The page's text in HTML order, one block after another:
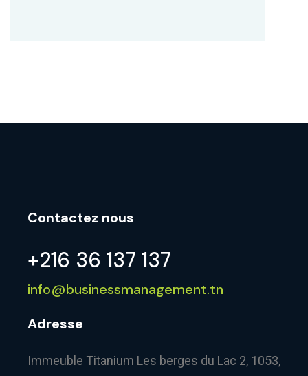
Contactez nous
+216 36 137 137
info@businessmanagement.tn
Adresse
Immeuble Titanium Les berges du Lac 2, 1053,